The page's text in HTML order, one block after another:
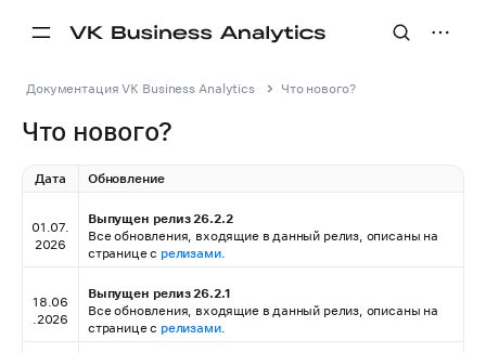
Документация VK Business Analytics Что нового?
Что нового?
Дата Обновление
01.07.
2026
Выпущен релиз 26.2.2
Все обновления, входящие в данный релиз, описаны на
странице с релизами.
18.06
.2026
Выпущен релиз 26.2.1
Все обновления, входящие в данный релиз, описаны на
странице с релизами.